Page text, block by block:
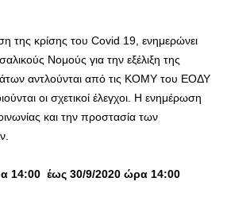
της κρίσης του Covid 19, ενημερώνει
Νομούς για την εξέλιξη της
αντλούνται από τις ΚΟΜΥ του ΕΟΔΥ
οι σχετικοί έλεγχοι. Η ενημέρωση
και την προστασία των
14:00 έως 30/9/2020 ώρα 14:00